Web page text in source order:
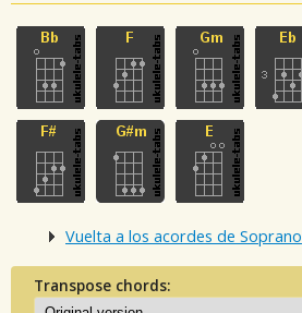
Vuelta a los acordes de Soprano
Transpose chords: